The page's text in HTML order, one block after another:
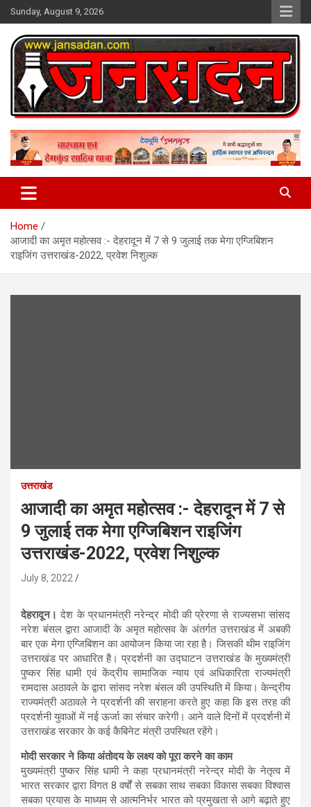
Skip
to
content
Sunday, August 9, 2026
Jan Sadan
Home
आजादी का अमृत महोत्सव :- देहरादून में 7 से 9 जुलाई तक मेगा एग्जिबिशन
राइजिंग उत्तराखंड-2022, प्रवेश निशुल्क
उत्तराखंड
आजादी का अमृत महोत्सव :- देहरादून में 7 से
9 जुलाई तक मेगा एग्जिबिशन राइजिंग
उत्तराखंड-2022, प्रवेश निशुल्क
July 8, 2022
देहरादून। देश के प्रधानमंत्री नरेन्द्र मोदी की प्रेरणा से राज्यसभा सांसद
नरेश बंसल द्वारा आजादी के अमृत महोत्सव के अंतर्गत उत्तराखंड में अबकी
बार एक मेगा एग्जिबिशन का आयोजन किया जा रहा है। जिसकी थीम राइजिंग
उत्तराखंड पर आधारित है। प्रदर्शनी का उद्घाटन उत्तराखंड के मुख्यमंत्री
पुष्कर सिंह धामी एवं केंद्रीय सामाजिक न्याय एवं अधिकारिता राज्यमंत्री
रामदास अठावले के द्वारा सांसद नरेश बंसल की उपस्थिति में किया। केन्द्रीय
राज्यमंत्री अठावले ने प्रदर्शनी की सराहना करते हुए कहा कि इस तरह की
प्रदर्शनी युवाओं में नई ऊर्जा का संचार करेगी। आने वाले दिनों में प्रदर्शनी में
उत्तराखंड सरकार के कई कैबिनेट मंत्री उपस्थित रहेंगे।
मोदी सरकार ने किया अंतोदय के लक्ष्य को पूरा करने का काम
मुख्यमंत्री पुष्कर सिंह धामी ने कहा प्रधानमंत्री नरेन्द्र मोदी के नेतृत्व में
भारत सरकार द्वारा विगत 8 वर्षों से सबका साथ सबका विकास सबका विश्वास
सबका प्रयास के माध्यम से आत्मनिर्भर भारत को प्रमुखता से आगे बढ़ाते हुए